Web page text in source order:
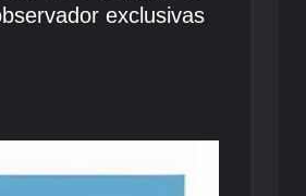
exclusivas